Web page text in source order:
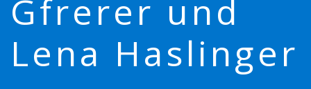
Gfrerer und
Lena Haslinger